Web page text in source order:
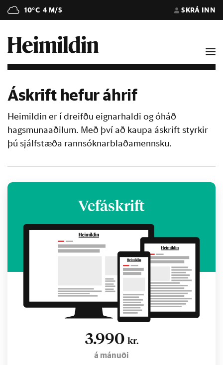
10°C 4 M/S SKRÁ INN
Áskrift hefur áhrif
Heimildin er í dreifðu eignarhaldi og óháð
hagsmunaaðilum. Með því að kaupa áskrift styrkir
þú sjálfstæða rannsóknarblaðamennsku.
Vefáskrift
3.990 kr.
á mánuði